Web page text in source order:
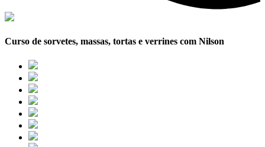
Curso de sorvetes, massas, tortas e verrines com Nilson